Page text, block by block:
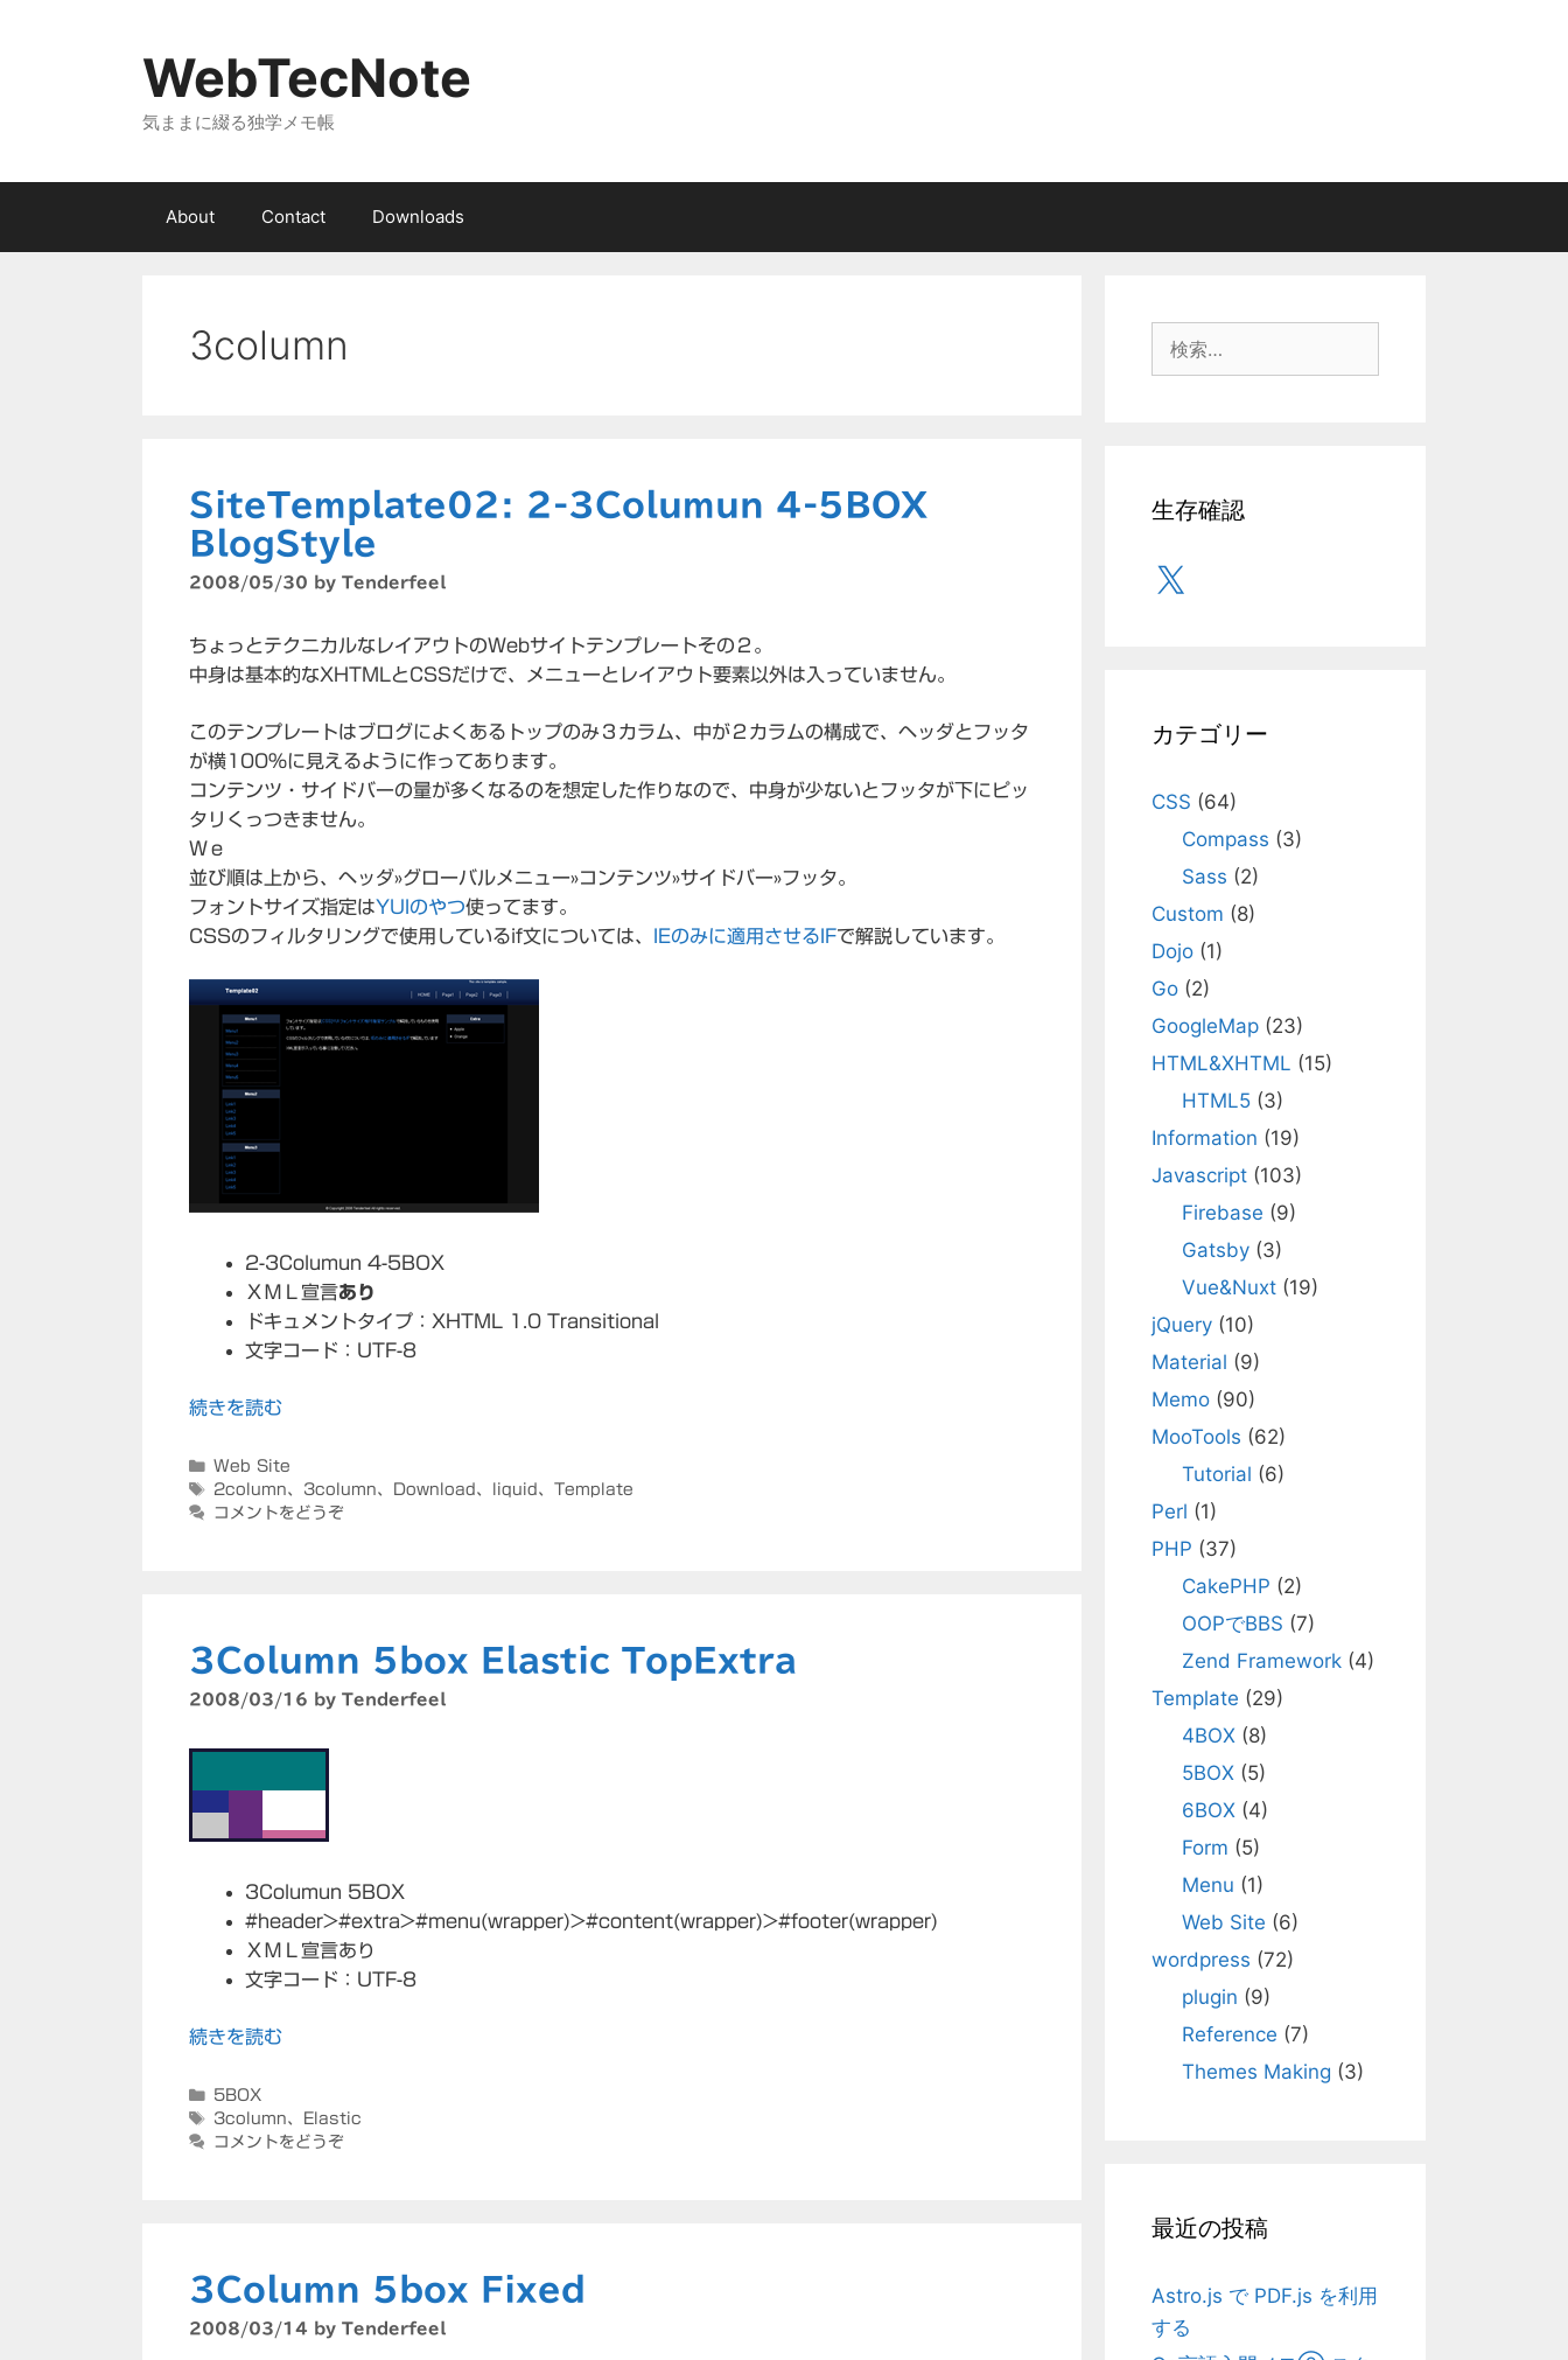
ス
ッ
WebTecNote
気ままに綴る独学メモ帳
About Contact Downloads
3column
SiteTemplate02: 2-3Columun 4-5BOX
BlogStyle
2008/05/30 by Tenderfeel
ちょっとテクニカルなレイアウトのWebサイトテンプレートその２。
中身は基本的なXHTMLとCSSだけで、メニューとレイアウト要素以外は入っていません。
このテンプレートはブログによくあるトップのみ３カラム、中が２カラムの構成で、ヘッダとフッタ
が横100%に見えるように作ってあります。
コンテンツ・サイドバーの量が多くなるのを想定した作りなので、中身が少ないとフッタが下にピッ
タリくっつきません。
Ｗｅ
並び順は上から、ヘッダ»グローバルメニュー»コンテンツ»サイドバー»フッタ。
フォントサイズ指定はYUIのやつ使ってます。
CSSのフィルタリングで使用しているif文については、
IEのみに適用させるIFで解説しています。
2-3Columun 4-5BOX
ＸＭＬ宣言あり
ドキュメントタイプ：XHTML 1.0 Transitional
文字コード：UTF-8
続きを読む
カ
テ
ゴ
Web Site
タ
グ
2column、 3column、 Download 、 liquid 、Template
コメントをどうぞ
3Column 5box Elastic TopExtra
2008/03/16 by Tenderfeel
3Columun 5BOX
#header>#extra>#menu(wrapper)>#content(wrapper)>#footer(wrapper)
ＸＭＬ宣言あり
文字コード：UTF-8
続きを読む
カ
テ
ゴ
5BOX
タ
グ
3column、
Elastic
コメントをどうぞ
3Column 5box Fixed
2008/03/14 by Tenderfeel
生存確認
X
カテゴリー
CSS (64)
Compass (3)
Sass (2)
Custom (8)
Dojo (1)
Go (2)
GoogleMap (23)
HTML&XHTML (15)
HTML5(3)
Information (19)
Javascript (103)
Firebase (9)
Gatsby(3)
Vue&Nuxt(19)
jQuery (10)
Material (9)
Memo (90)
MooTools (62)
Tutorial (6)
Perl (1)
PHP (37)
CakePHP (2)
OOPでBBS (7)
Zend Framework(4)
Template (29)
4BOX(8)
5BOX(5)
6BOX(4)
Form (5)
Menu (1)
Web Site (6)
wordpress (72)
plugin (9)
Reference (7)
Themes Making (3)
最近の投稿
Astro.js で PDF.js を利用
する